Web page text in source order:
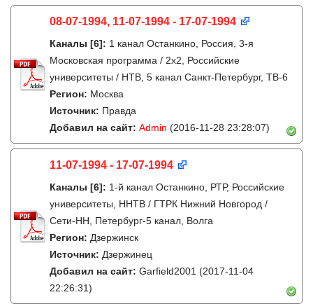
08-07-1994, 11-07-1994 - 17-07-1994
Каналы [6]: 1 канал Останкино, Россия, 3-я
Московская программа / 2x2, Российские
университеты / НТВ, 5 канал Санкт-Петербург, ТВ-6
Регион: Москва
Источник: Правда
Добавил на сайт: Admin (2016-11-28 23:28:07)
11-07-1994 - 17-07-1994
Каналы [6]: 1-й канал Останкино, РТР, Российские
университеты, ННТВ / ГТРК Нижний Новгород /
Сети-НН, Петербург-5 канал, Волга
Регион: Дзержинск
Источник: Дзержинец
Добавил на сайт: Garfield2001 (2017-11-04
22:26:31)